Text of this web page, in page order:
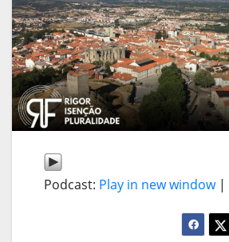
Podcast: Play in new window|